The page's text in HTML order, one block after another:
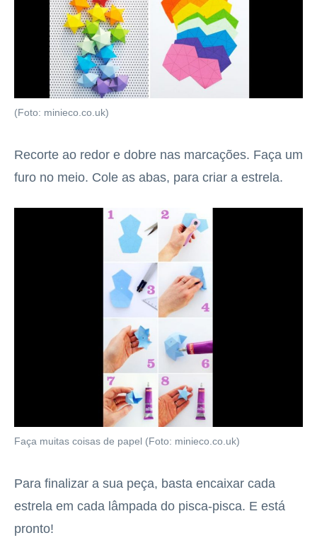
(Foto: minieco.co.uk)
Recorte ao redor e dobre nas marcações. Faça um
furo no meio. Cole as abas, para criar a estrela.
Faça muitas coisas de papel (Foto: minieco.co.uk)
Para finalizar a sua peça, basta encaixar cada
estrela em cada lâmpada do pisca-pisca. E está
pronto!